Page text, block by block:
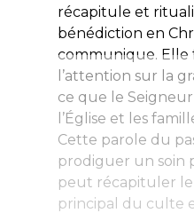
récapitule et
bénédiction en
communique. Elle
l’attention sur la
ce que le
l’Église et les
Cette parole du
prodiguer un soin
peut récapituler
principal du culte